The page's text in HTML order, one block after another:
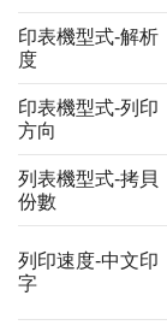
印表機型式-解析
度
印表機型式-列印
方向
列表機型式-拷貝
份數
列印速度-中文印
字